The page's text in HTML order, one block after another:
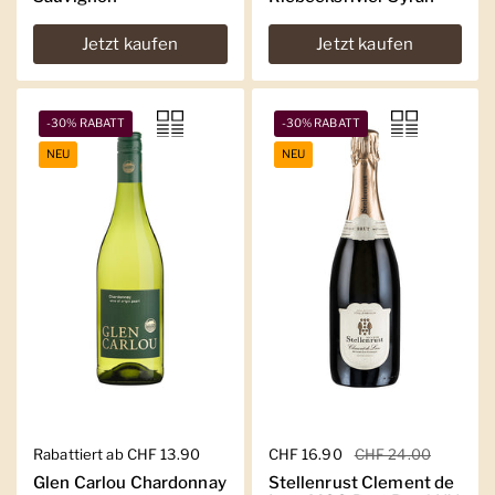
Jetzt kaufen Jetzt kaufen
Regulärer Preis
Rabattiert ab CHF 13.90
Glen Carlou Chardonnay
-30% RABATT
NEU
Regulärer Preis
CHF 16.90 Sale-Preis
CHF 24.00
Stellenrust Clement de
-30% RABATT
NEU